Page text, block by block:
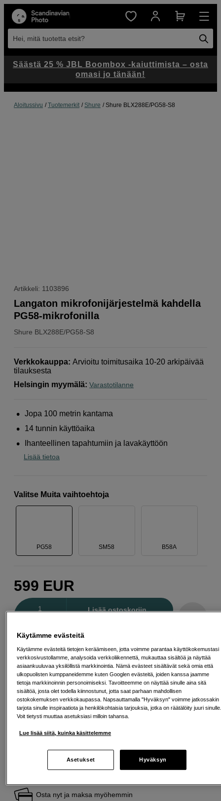
Hei, mitä tuotetta etsit?
Aloitussivu Tuotemerkit Shure Shure BLX288E/PG58-S8
Artikkeli: 1103896
Shure BLX288E/PG58-S8
Langaton mikrofonijärjestelmä kahdella
PG58-mikrofonilla
Verkkokauppa: Arvioitu toimitusaika 10-20 arkipäivää
tilauksesta
Helsingin myymälä: Varastotilanne
Jopa 100 metrin kantama
14 tunnin käyttöaika
Ihanteellinen tapahtumiin ja lavakäyttöön
Lisää tietoa
Valitse Muita vaihtoehtoja
PG58 SM58 B58A
599 EUR
Lisää ostoskoriin
Maksa Svea-erämaksulla
Esimerkki: 36 kk, 22 EUR/kk, yhteensä 797 EUR, todellinen vuosikorko
19,07 %
Avausmaksu 5 EUR, laskutusmaksu 0 EUR/kk lisäksi
Lainaaminen maksaa!
Jos et pysty maksamaan velkaa ajoissa, saatat
liittymien tekemistä ja uusien lainojen saamista. Apua saat kuntasi talous- ja
velkaneuvonnasta. Yhteystiedot löydät sivulta kkv.fi (avautuu uuteen
Osta nyt ja maksa myöhemmin
Säästä 25 % JBL Boombox -kaiuttimista – osta
omasi jo tänään!
Käytämme evästeitä
Käytämme evästeitä tietojen keräämiseen, jotta voimme parantaa käyttökokemustasi
verkkosivustollamme, analysoida verkkoliikennettä, mukauttaa sisältöä ja näyttää
asiaankuuluvaa yksilöllistä markkinointia. Nämä evästeet sisältävät sekä omia että
ulkopuolisten kumppaneidemme kuten Googlen evästeitä, joiden kanssa jaamme
tietoja markkinoinnin personoimiseksi. Tavoitteemme on näyttää sinulle aina sitä
sisältöä, josta olet todella kiinnostunut, jotta saat parhaan mahdollisen
ostokokemuksen verkkokaupassa. Napsauttamalla "Hyväksyn" voimme jatkossakin
tarjota sinulle inspiraatiota ja henkilökohtaisia tarjouksia, jotka on räätälöity juuri
Voit tietysti muuttaa asetuksiasi milloin tahansa.
Lue lisää siitä, kuinka käsittelemme
Asetukset Hyväksyn